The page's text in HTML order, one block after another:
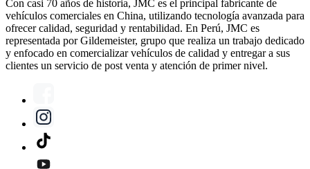
Con casi 70 años de historia, JMC es el principal fabricante de
vehículos comerciales en China, utilizando tecnología avanzada para
ofrecer calidad, seguridad y rentabilidad. En Perú, JMC es
representada por Gildemeister, grupo que realiza un trabajo dedicado
y enfocado en comercializar vehículos de calidad y entregar a sus
clientes un servicio de post venta y atención de primer nivel.